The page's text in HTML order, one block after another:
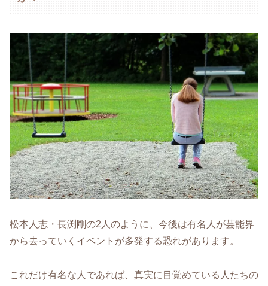
松本人志・長渕剛の2人のように、今後は有名人が芸能界
から去っていくイベントが多発する恐れがあります。
これだけ有名な人であれば、真実に目覚めている人たちの